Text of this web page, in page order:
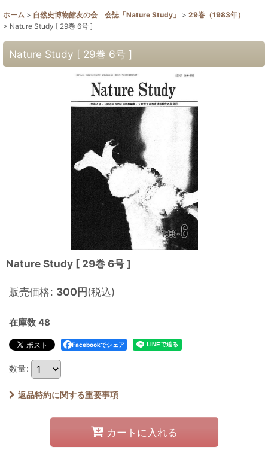
ホーム > 自然史博物館友の会 会誌「Nature Study」 > 29巻（1983年）
> Nature Study [ 29巻 6号 ]
Nature Study [ 29巻 6号 ]
Nature Study [ 29巻 6号 ]
販売価格: 300円(税込)
在庫数 48
Facebookでシェア
数量:
返品特約に関する重要事項
カートに入れる